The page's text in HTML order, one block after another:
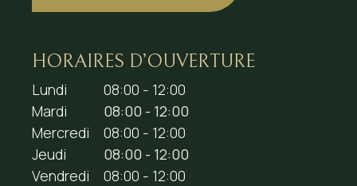
HORAIRES D’OUVERTURE
Lundi
08:00 - 12:00
Mardi
08:00 - 12:00
Mercredi
08:00 - 12:00
Jeudi
08:00 - 12:00
Vendredi
08:00 - 12:00